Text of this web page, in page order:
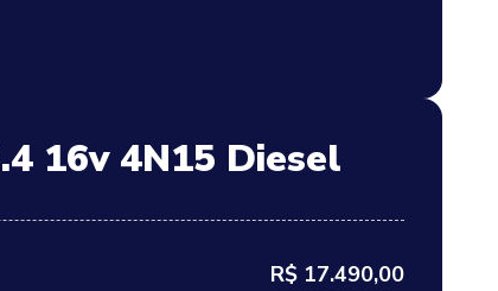
16v 4N15 Diesel
R$ 17.490,00